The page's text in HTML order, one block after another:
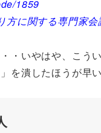
1859
方に関する専門家会
・いやはや、こう
を潰したほうが早